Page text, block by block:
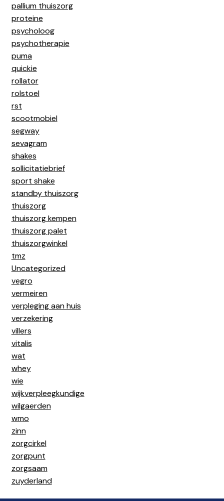
pallium thuiszorg
proteine
psycholoog
psychotherapie
puma
quickie
rollator
rolstoel
rst
scootmobiel
segway
sevagram
shakes
sollicitatiebrief
sport shake
standby thuiszorg
thuiszorg
thuiszorg kempen
thuiszorg palet
thuiszorgwinkel
tmz
Uncategorized
vegro
vermeiren
verpleging aan huis
verzekering
villers
vitalis
wat
whey
wie
wijkverpleegkundige
wilgaerden
wmo
zinn
zorgcirkel
zorgpunt
zorgsaam
zuyderland